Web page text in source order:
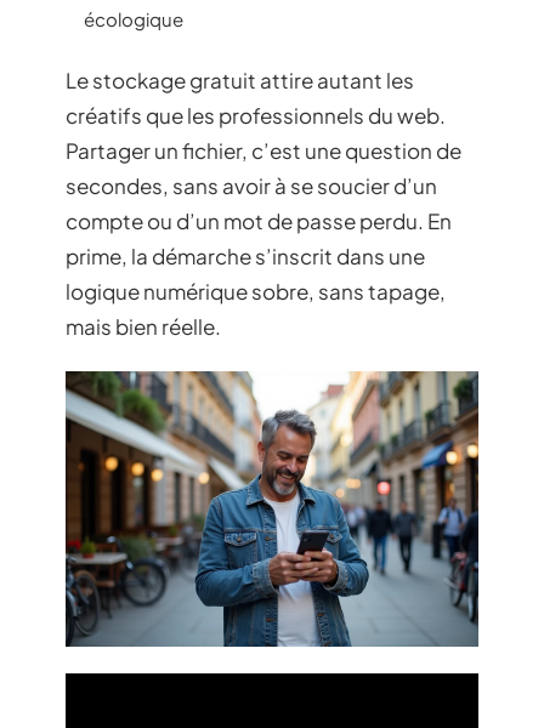
écologique
Le stockage gratuit attire autant les
créatifs que les professionnels du web.
Partager un fichier, c’est une question de
secondes, sans avoir à se soucier d’un
compte ou d’un mot de passe perdu. En
prime, la démarche s’inscrit dans une
logique numérique sobre, sans tapage,
mais bien réelle.